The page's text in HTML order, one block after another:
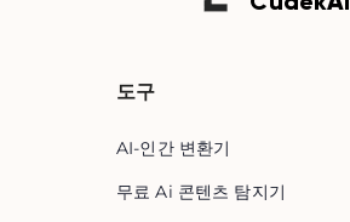
도구
AI-인간 변환기
무료 Ai 콘텐츠 탐지기